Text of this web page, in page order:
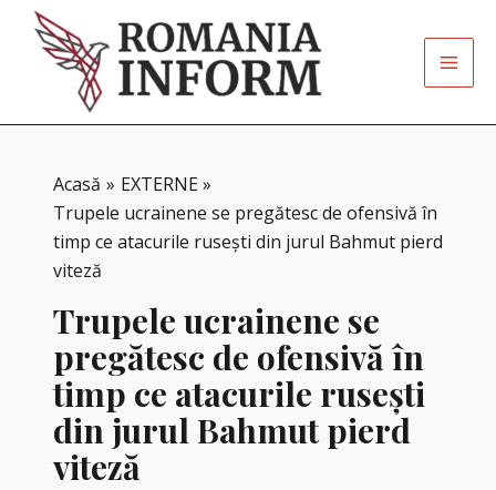
content
Acasă
EXTERNE
Trupele ucrainene se pregătesc de ofensivă în
timp ce atacurile rusești din jurul Bahmut pierd
viteză
Trupele ucrainene se
pregătesc de ofensivă în
timp ce atacurile rusești
din jurul Bahmut pierd
viteză